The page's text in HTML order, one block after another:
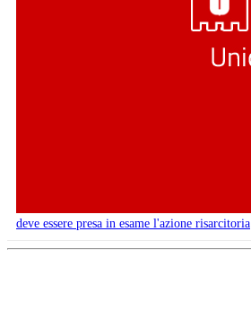
deve essere presa in esame l'azione risarcitoria